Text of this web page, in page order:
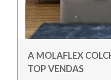
A MOLAFLEX
TOP VENDAS